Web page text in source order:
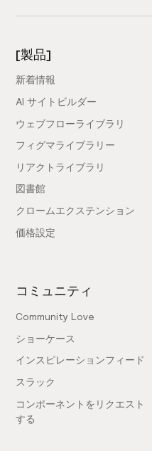
[製品]
新着情報
AI サイトビルダー
ウェブフローライブラリ
フィグマライブラリー
リアクトライブラリ
図書館
クロームエクステンション
価格設定
コミュニティ
Community Love
ショーケース
インスピレーションフィード
スラック
コンポーネントをリクエスト
する